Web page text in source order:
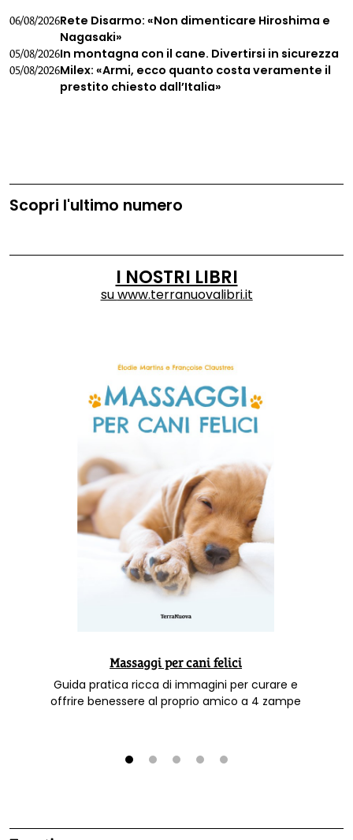
06/08/2026Rete Disarmo: «Non dimenticare Hiroshima e
Nagasaki»
05/08/2026In montagna con il cane. Divertirsi in sicurezza
05/08/2026Milex: «Armi, ecco quanto costa veramente il
prestito chiesto dall’Italia»
Scopri l'ultimo numero
I NOSTRI LIBRI
suwww.terranuovalibri.it
Massaggi per cani felici
Guida pratica ricca di immagini per curare e
offrire benessere al proprio amico a 4 zampe